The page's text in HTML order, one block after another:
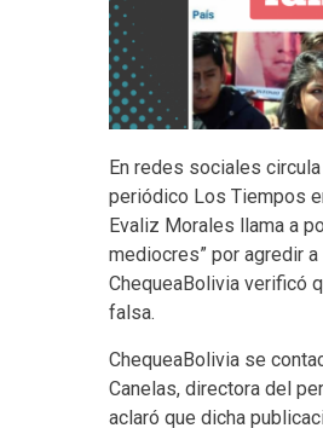
En redes sociales
periódico Los Tiempos
Evaliz Morales llama a
mediocres” por agredir
ChequeaBolivia verificó
falsa.
ChequeaBolivia se
Canelas, directora del
aclaró que dicha